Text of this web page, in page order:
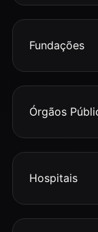
Fundações
Órgãos
Hospitais